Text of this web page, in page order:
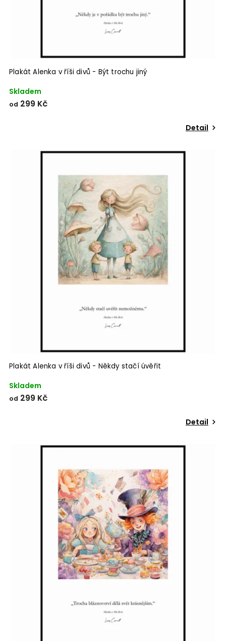
Plakát Alenka v říši divů - Být trochu jiný
Skladem
od 299 Kč
Detail
Plakát Alenka v říši divů - Někdy stačí úvěřit
Skladem
od 299 Kč
Detail